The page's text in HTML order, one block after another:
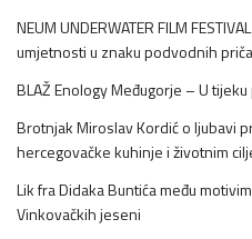
NEUM UNDERWATER FILM
umjetnosti u znaku podvodnih priča
BLAŽ Enology Međugorje – U
Brotnjak Miroslav Kordić o ljubavi
hercegovačke kuhinje i životnim
Lik fra Didaka Buntića među
Vinkovačkih jeseni